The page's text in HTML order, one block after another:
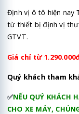
Định vị ô tô hiện nay
từ thiết bị định vị
GTVT.
Giá chỉ từ
Quý khách tham
✅NẾU QUÝ KHÁCH
CHO XE MÁY,